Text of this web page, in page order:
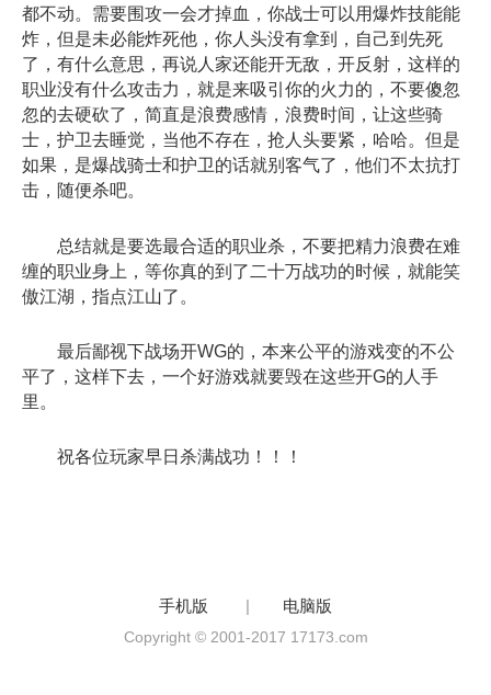
都不动。需要围攻一会才掉血，你战士可以用爆炸技能能
炸，但是未必能炸死他，你人头没有拿到，自己到先死
了，有什么意思，再说人家还能开无敌，开反射，这样的
职业没有什么攻击力，就是来吸引你的火力的，不要傻忽
忽的去硬砍了，简直是浪费感情，浪费时间，让这些骑
士，护卫去睡觉，当他不存在，抢人头要紧，哈哈。但是
如果，是爆战骑士和护卫的话就别客气了，他们不太抗打
击，随便杀吧。
总结就是要选最合适的职业杀，不要把精力浪费在难
缠的职业身上，等你真的到了二十万战功的时候，就能笑
傲江湖，指点江山了。
最后鄙视下战场开WG的，本来公平的游戏变的不公
平了，这样下去，一个好游戏就要毁在这些开G的人手
里。
祝各位玩家早日杀满战功！！！
手机版 | 电脑版
Copyright © 2001-2017 17173.com